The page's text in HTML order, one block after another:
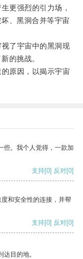
更强烈的引力场，
、黑洞合并等宇宙
了宇宙中的黑洞现
的挑战。
原因，以揭示宇宙
些。我个人觉得，一款加
支持[0] 反对[0]
和安全性的连接，并帮
支持[0] 反对[0]
目的地。